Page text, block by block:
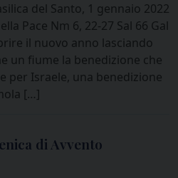
del Santo, 1 gennaio 2022
Pace Nm 6, 22-27 Sal 66 Gal
il nuovo anno lasciando
un fiume la benedizione che
per Israele, una benedizione
[…]
di Avvento